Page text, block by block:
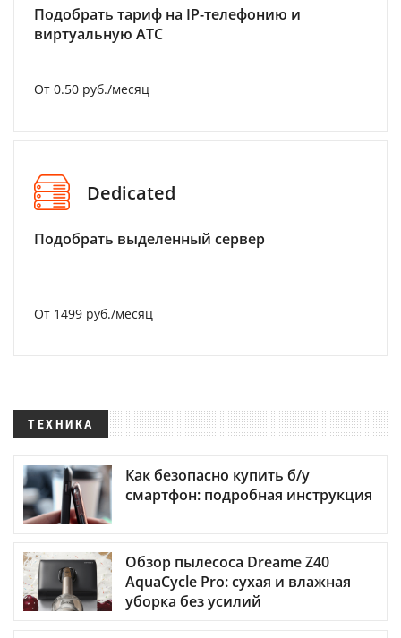
Подобрать тариф на IP-телефонию и
виртуальную АТС
От 0.50 руб./месяц
Dedicated
Подобрать выделенный сервер
От 1499 руб./месяц
ТЕХНИКА
Как безопасно купить б/у
смартфон: подробная инструкция
Обзор пылесоса Dreame Z40
AquaCycle Pro: сухая и влажная
уборка без усилий